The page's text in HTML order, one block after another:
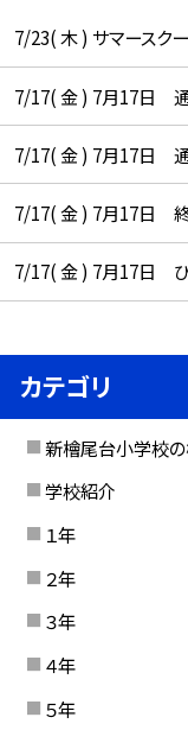
7/23( 木 ) サマースク
7/17( 金 ) 7月17日 通
7/17( 金 ) 7月17日 通
7/17( 金 ) 7月17日
7/17( 金 ) 7月17日
カテゴリ
新檜尾台小学校
学校紹介
１年
２年
３年
４年
５年